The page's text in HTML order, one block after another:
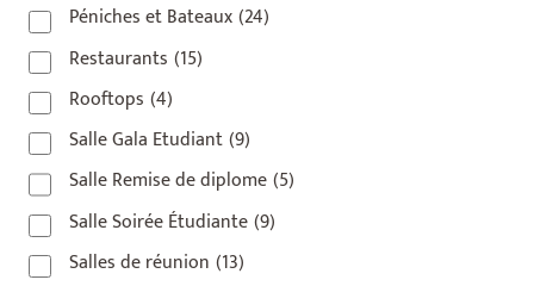
Péniches et Bateaux(24)
Restaurants (15)
Rooftops (4)
Salle Gala Etudiant(9)
Salle Remise de diplome(5)
Salle Soirée Étudiante(9)
Salles de réunion (13)